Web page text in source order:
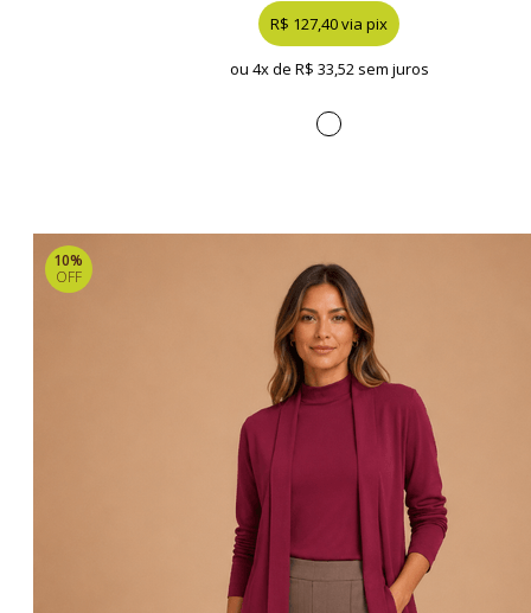
R$ 127,40 via pix
ou 4x de R$ 33,52 sem juros
10%
OFF